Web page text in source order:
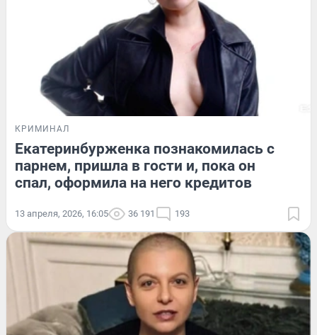
КРИМИНАЛ
Екатеринбурженка познакомилась с
парнем, пришла в гости и, пока он
спал, оформила на него кредитов
13 апреля, 2026, 16:05 36 191 193